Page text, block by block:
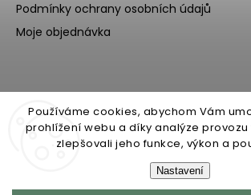
Používáme cookies, abychom Vám
prohlížení webu a díky analýze
zlepšovali jeho funkce, výkon a
Nastavení
Podmínky ochrany osobních údajů
Moje objednávka